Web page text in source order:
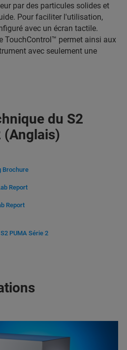
par des particules solides et
Pour faciliter l'utilisation,
avec un écran tactile.
TouchControl™ permet ainsi aux
avec seulement une
du S2
(Anglais)
Brochure
Report
Report
PUMA Série 2